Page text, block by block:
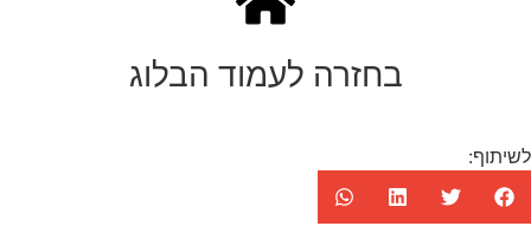
בחזרה לעמוד הבלוג
לשיתוף: